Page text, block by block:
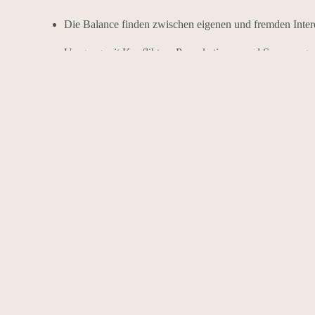
Die Balance finden zwischen eigenen und fremden
Umgang mit Konflikten, Provokationen und Spannungen